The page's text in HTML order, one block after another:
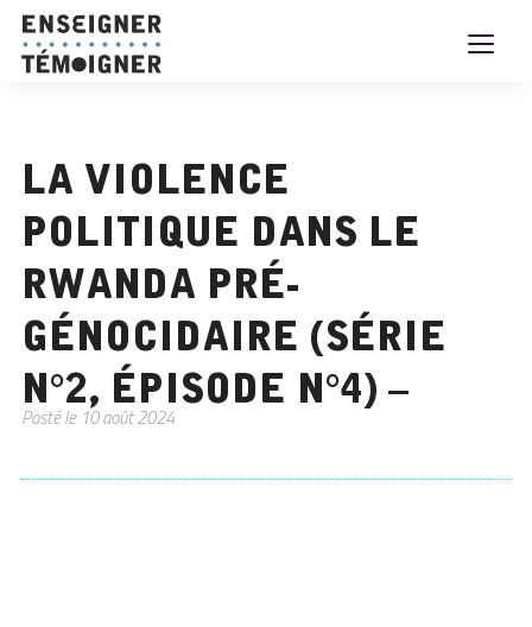
La violence
politique dans le
Rwanda pré-
génocidaire (Série
n°2, Épisode n°4) –
Posté le 10 août 2024